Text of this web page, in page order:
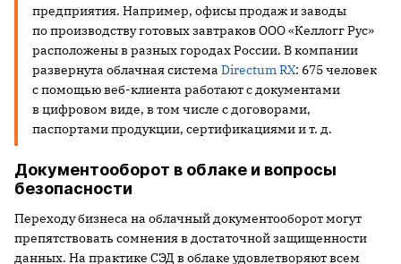
предприятия. Например, офисы продаж и заводы
по производству готовых завтраков ООО «Келлогг Рус»
расположены в разных городах России. В компании
развернута облачная система Directum RX: 675 человек
с помощью веб-клиента работают с документами
в цифровом виде, в том числе с договорами,
паспортами продукции, сертификациями и т. д.
Документооборот в облаке и вопросы
безопасности
Переходу бизнеса на облачный документооборот могут
препятствовать сомнения в достаточной защищенности
данных. На практике СЭД в облаке удовлетворяют всем